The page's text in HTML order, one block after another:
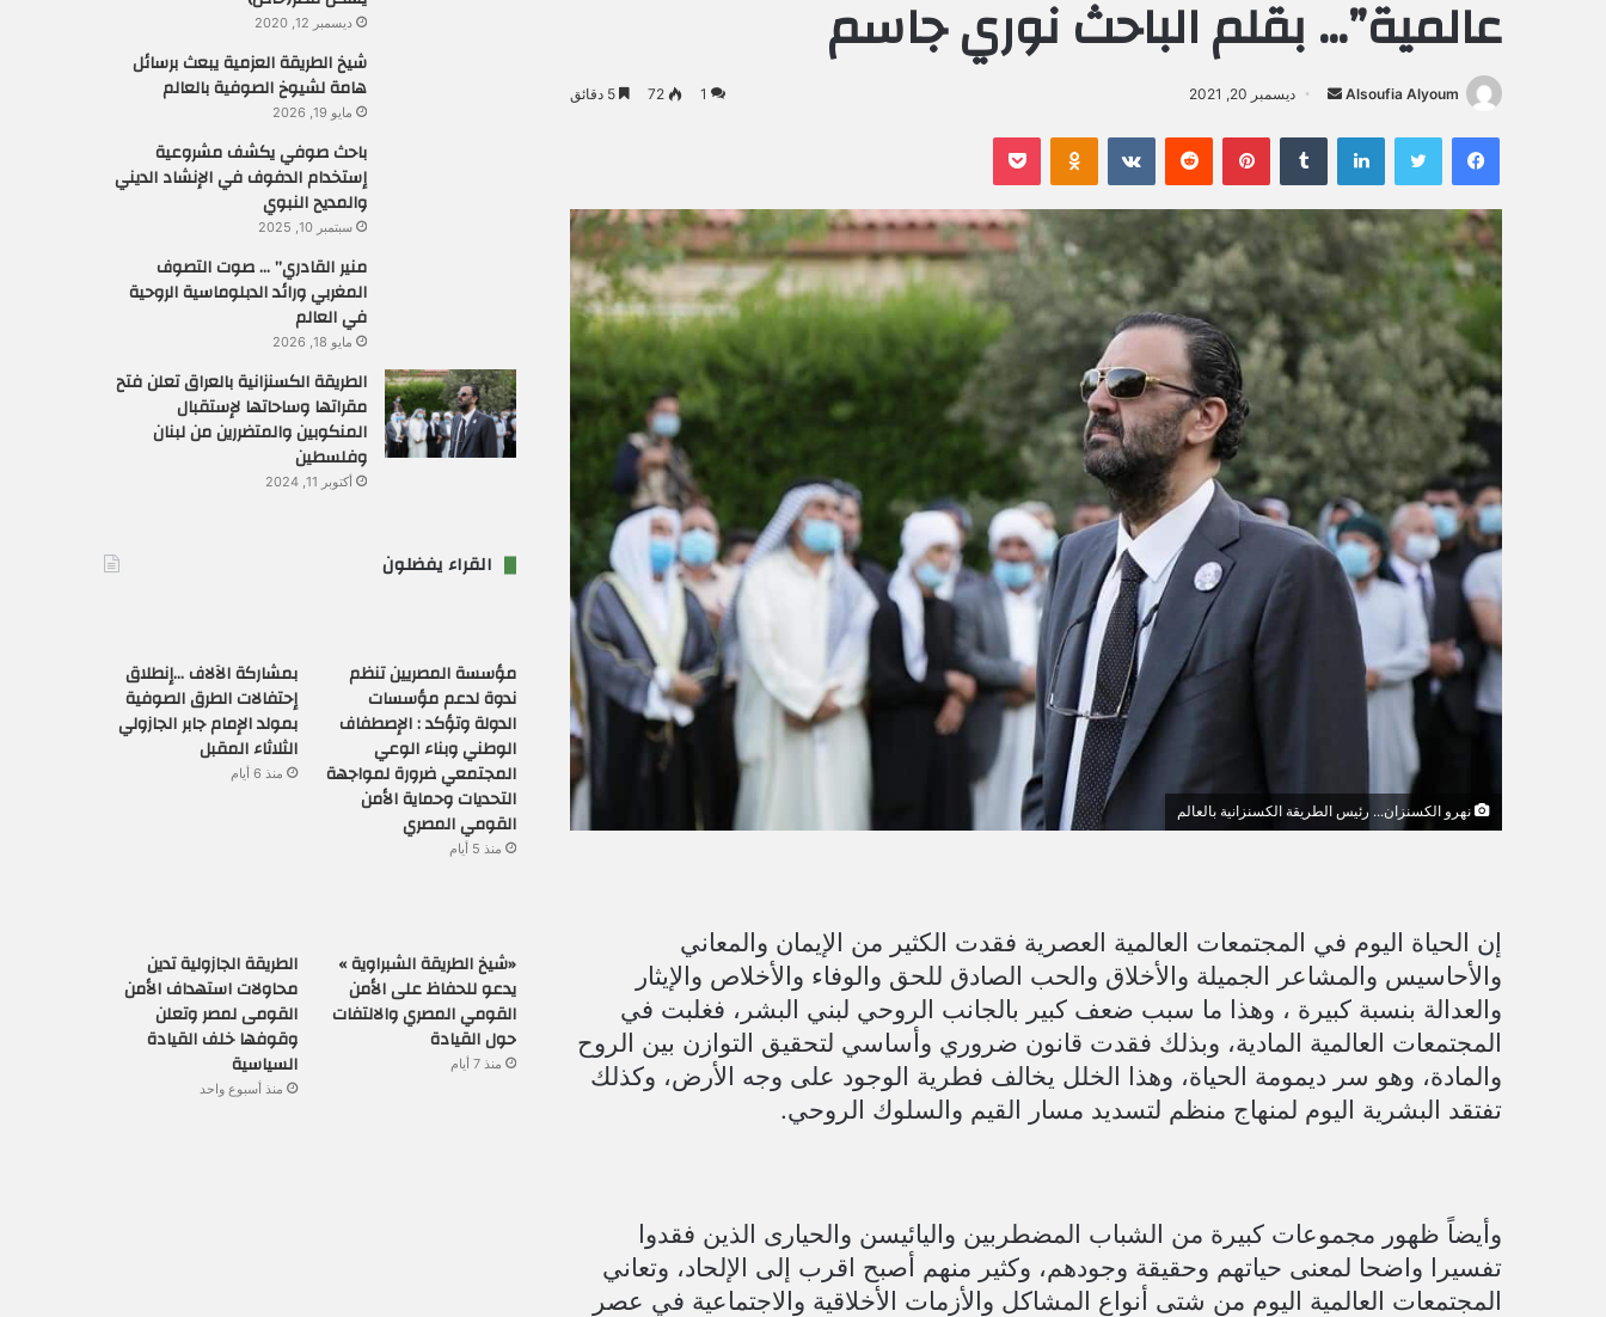
عالمية”… بقلم الباحث نوري جاسم
Alsoufia Alyoum
ل
ب
ر
ي
د
إ
ل
و
ن
ي
ديسمبر 20, 2021 1
72
فيسبوك لينكدإن بينتيريست
نهرو الكسنزان... رئيس الطريقة الكسنزانية بالعالم
إن الحياة اليوم في المجتمعات العالمية العصرية فقدت الكثير من الإيمان والمعاني
والأحاسيس والمشاعر الجميلة والأخلاق والحب الصادق للحق والوفاء والأخلاص والإيثار
والعدالة بنسبة كبيرة ، وهذا ما سبب ضعف كبير بالجانب الروحي لبني البشر، فغلبت في
المجتمعات العالمية المادية، وبذلك فقدت قانون ضروري وأساسي لتحقيق التوازن بين الروح
والمادة، وهو سر ديمومة الحياة، وهذا الخلل يخالف فطرية الوجود على وجه الأرض، وكذلك
تفتقد البشرية اليوم لمنهاج منظم لتسديد مسار القيم والسلوك الروحي.
وأيضاً ظهور مجموعات كبيرة من الشباب المضطربين واليائيسن والحيارى الذين فقدوا
تفسيرا واضحا لمعنى حياتهم وحقيقة وجودهم، وكثير منهم أصبح اقرب إلى الإلحاد، وتعاني
المجتمعات العالمية اليوم من شتى أنواع المشاكل والأزمات الأخلاقية والاجتماعية في عصر
ديسمبر 12, 2020
شيخ الطريقة العزمية يبعث برسائل
هامة لشيوخ الصوفية بالعالم
مايو 19, 2026
باحث صوفي يكشف مشروعية
إستخدام الدفوف في الإنشاد الديني
والمديح النبوي
سبتمبر 10, 2025
منير القادري” … صوت التصوف
المغربي ورائد الدبلوماسية الروحية
في العالم
مايو 18, 2026
الطريقة الكسنزانية بالعراق تعلن فتح
مقراتها وساحاتها لإستقبال
المنكوبين والمتضررين من لبنان
وفلسطين
أكتوبر 11, 2024
القراء يفضلون
مؤسسة المصريين تنظم
ندوة لدعم مؤسسات
الدولة وتؤكد : الإصطفاف
الوطني وبناء الوعي
المجتمعي ضرورة لمواجهة
التحديات وحماية الأمن
القومي المصري
منذ 5 أيام
بمشاركة الآلاف …إنطلاق
إحتفالات الطرق الصوفية
بمولد الإمام جابر الجازولي
الثلاثاء المقبل
منذ 6 أيام
«شيخ الطريقة الشبراوية »
يدعو للحفاظ على الأمن
القومي المصري والالتفات
حول القيادة
منذ 7 أيام
الطريقة الجازولية تدين
محاولات استهداف الأمن
القومى لمصر وتعلن
وقوفها خلف القيادة
السياسية
منذ أسبوع واحد